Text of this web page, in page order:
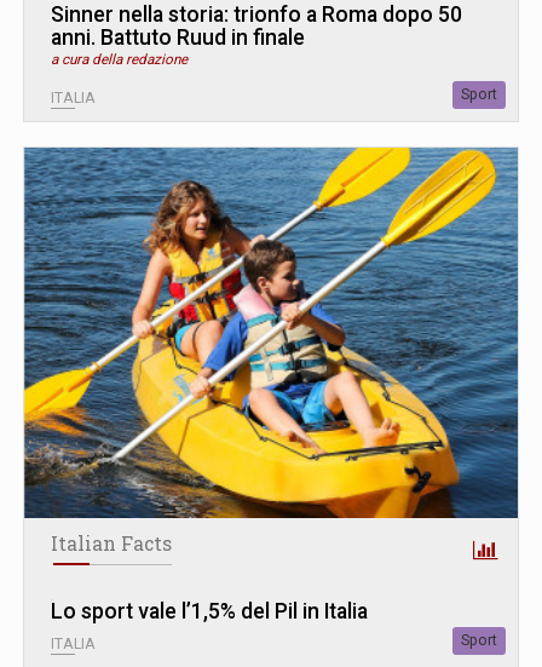
Sinner nella storia: trionfo a Roma dopo 50
anni. Battuto Ruud in finale
a cura della redazione
ITALIA Sport
Italian Facts
Lo sport vale l’1,5% del Pil in Italia
ITALIA Sport